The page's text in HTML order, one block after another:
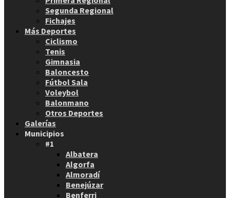
Segunda Regional
Fichajes
Más Deportes
Ciclismo
Tenis
Gimnasia
Baloncesto
Fútbol Sala
Voleybol
Balonmano
Otros Deportes
Galerías
Municipios
#1
Albatera
Algorfa
Almoradí
Benejúzar
Benferri